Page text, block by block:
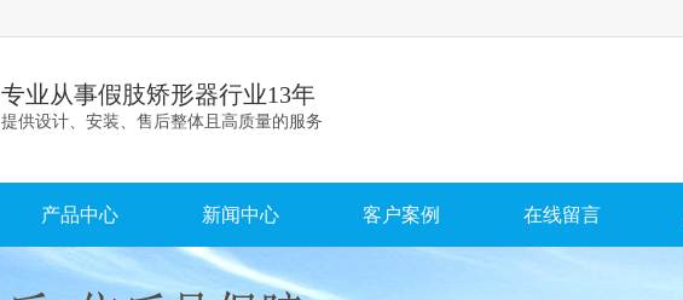
专业从事假肢矫形器行业13年
提供设计、安装、售后整体且高质量的服务
产品中心 新闻中心 客户案例 在线留言